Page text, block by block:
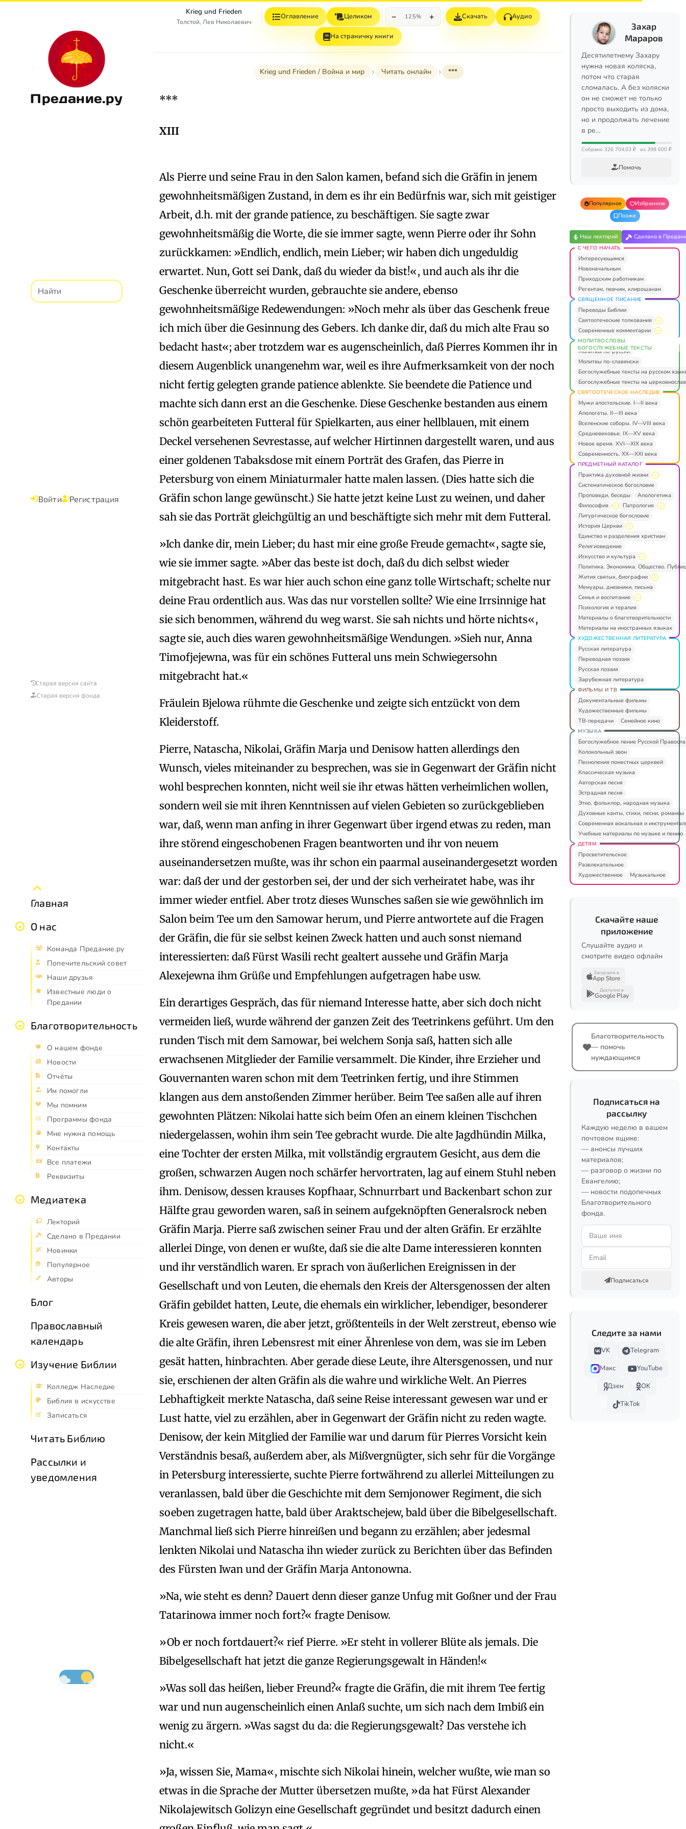
Предание.ру
Войти Регистрация
Старая версия сайта
Старая версия фонда
Главная
О нас
Команда Предание.ру
Попечительский совет
Наши друзья
Известные люди о
Предании
Благотворительность
О нашем фонде
Новости
Отчёты
Им помогли
Мы помним
Программы фонда
Мне нужна помощь
Контакты
Все платежи
Реквизиты
Медиатека
Лекторий
Сделано в Предании
Новинки
Популярное
Авторы
Блог
Православный
календарь
Изучение Библии
Колледж Наследие
Библия в искусстве
Записаться
Читать Библию
Рассылки и
уведомления
Krieg und Frieden
Толстой, Лев Николаевич
Оглавление Целиком − 125% + Скачать Аудио
На страничку книги
Krieg und Frieden / Война и мир Читать онлайн ***
***
XIII
Als Pierre und seine Frau in den Salon kamen, befand sich die Gräfin in jenem
gewohnheitsmäßigen Zustand, in dem es ihr ein Bedürfnis war, sich mit geistiger
Arbeit, d.h. mit der grande patience, zu beschäftigen. Sie sagte zwar
gewohnheitsmäßig die Worte, die sie immer sagte, wenn Pierre oder ihr Sohn
zurückkamen: »Endlich, endlich, mein Lieber; wir haben dich ungeduldig
erwartet. Nun, Gott sei Dank, daß du wieder da bist!«, und auch als ihr die
Geschenke überreicht wurden, gebrauchte sie andere, ebenso
gewohnheitsmäßige Redewendungen: »Noch mehr als über das Geschenk freue
ich mich über die Gesinnung des Gebers. Ich danke dir, daß du mich alte Frau so
bedacht hast«; aber trotzdem war es augenscheinlich, daß Pierres Kommen ihr in
diesem Augenblick unangenehm war, weil es ihre Aufmerksamkeit von der noch
nicht fertig gelegten grande patience ablenkte. Sie beendete die Patience und
machte sich dann erst an die Geschenke. Diese Geschenke bestanden aus einem
schön gearbeiteten Futteral für Spielkarten, aus einer hellblauen, mit einem
Deckel versehenen Sevrestasse, auf welcher Hirtinnen dargestellt waren, und aus
einer goldenen Tabaksdose mit einem Porträt des Grafen, das Pierre in
Petersburg von einem Miniaturmaler hatte malen lassen. (Dies hatte sich die
Gräfin schon lange gewünscht.) Sie hatte jetzt keine Lust zu weinen, und daher
sah sie das Porträt gleichgültig an und beschäftigte sich mehr mit dem Futteral.
»Ich danke dir, mein Lieber; du hast mir eine große Freude gemacht«, sagte sie,
wie sie immer sagte. »Aber das beste ist doch, daß du dich selbst wieder
mitgebracht hast. Es war hier auch schon eine ganz tolle Wirtschaft; schelte nur
deine Frau ordentlich aus. Was das nur vorstellen sollte? Wie eine Irrsinnige hat
sie sich benommen, während du weg warst. Sie sah nichts und hörte nichts«,
sagte sie, auch dies waren gewohnheitsmäßige Wendungen. »Sieh nur, Anna
Timofjejewna, was für ein schönes Futteral uns mein Schwiegersohn
mitgebracht hat.«
Fräulein Bjelowa rühmte die Geschenke und zeigte sich entzückt von dem
Kleiderstoff.
Pierre, Natascha, Nikolai, Gräfin Marja und Denisow hatten allerdings den
Wunsch, vieles miteinander zu besprechen, was sie in Gegenwart der Gräfin nicht
wohl besprechen konnten, nicht weil sie ihr etwas hätten verheimlichen wollen,
sondern weil sie mit ihren Kenntnissen auf vielen Gebieten so zurückgeblieben
war, daß, wenn man anfing in ihrer Gegenwart über irgend etwas zu reden, man
ihre störend eingeschobenen Fragen beantworten und ihr von neuem
auseinandersetzen mußte, was ihr schon ein paarmal auseinandergesetzt worden
war: daß der und der gestorben sei, der und der sich verheiratet habe, was ihr
immer wieder entfiel. Aber trotz dieses Wunsches saßen sie wie gewöhnlich im
Salon beim Tee um den Samowar herum, und Pierre antwortete auf die Fragen
der Gräfin, die für sie selbst keinen Zweck hatten und auch sonst niemand
interessierten: daß Fürst Wasili recht gealtert aussehe und Gräfin Marja
Alexejewna ihm Grüße und Empfehlungen aufgetragen habe usw.
Ein derartiges Gespräch, das für niemand Interesse hatte, aber sich doch nicht
vermeiden ließ, wurde während der ganzen Zeit des Teetrinkens geführt. Um den
runden Tisch mit dem Samowar, bei welchem Sonja saß, hatten sich alle
erwachsenen Mitglieder der Familie versammelt. Die Kinder, ihre Erzieher und
Gouvernanten waren schon mit dem Teetrinken fertig, und ihre Stimmen
klangen aus dem anstoßenden Zimmer herüber. Beim Tee saßen alle auf ihren
gewohnten Plätzen: Nikolai hatte sich beim Ofen an einem kleinen Tischchen
niedergelassen, wohin ihm sein Tee gebracht wurde. Die alte Jagdhündin Milka,
eine Tochter der ersten Milka, mit vollständig ergrautem Gesicht, aus dem die
großen, schwarzen Augen noch schärfer hervortraten, lag auf einem Stuhl neben
ihm. Denisow, dessen krauses Kopfhaar, Schnurrbart und Backenbart schon zur
Hälfte grau geworden waren, saß in seinem aufgeknöpften Generalsrock neben
Gräfin Marja. Pierre saß zwischen seiner Frau und der alten Gräfin. Er erzählte
allerlei Dinge, von denen er wußte, daß sie die alte Dame interessieren konnten
und ihr verständlich waren. Er sprach von äußerlichen Ereignissen in der
Gesellschaft und von Leuten, die ehemals den Kreis der Altersgenossen der alten
Gräfin gebildet hatten, Leute, die ehemals ein wirklicher, lebendiger, besonderer
Kreis gewesen waren, die aber jetzt, größtenteils in der Welt zerstreut, ebenso wie
die alte Gräfin, ihren Lebensrest mit einer Ährenlese von dem, was sie im Leben
gesät hatten, hinbrachten. Aber gerade diese Leute, ihre Altersgenossen, und nur
sie, erschienen der alten Gräfin als die wahre und wirkliche Welt. An Pierres
Lebhaftigkeit merkte Natascha, daß seine Reise interessant gewesen war und er
Lust hatte, viel zu erzählen, aber in Gegenwart der Gräfin nicht zu reden wagte.
Denisow, der kein Mitglied der Familie war und darum für Pierres Vorsicht kein
Verständnis besaß, außerdem aber, als Mißvergnügter, sich sehr für die Vorgänge
in Petersburg interessierte, suchte Pierre fortwährend zu allerlei Mitteilungen zu
veranlassen, bald über die Geschichte mit dem Semjonower Regiment, die sich
soeben zugetragen hatte, bald über Araktschejew, bald über die Bibelgesellschaft.
Manchmal ließ sich Pierre hinreißen und begann zu erzählen; aber jedesmal
lenkten Nikolai und Natascha ihn wieder zurück zu Berichten über das Befinden
des Fürsten Iwan und der Gräfin Marja Antonowna.
»Na, wie steht es denn? Dauert denn dieser ganze Unfug mit Goßner und der Frau
Tatarinowa immer noch fort?« fragte Denisow.
»Ob er noch fortdauert?« rief Pierre. »Er steht in vollerer Blüte als jemals. Die
Bibelgesellschaft hat jetzt die ganze Regierungsgewalt in Händen!«
»Was soll das heißen, lieber Freund?« fragte die Gräfin, die mit ihrem Tee fertig
war und nun augenscheinlich einen Anlaß suchte, um sich nach dem Imbiß ein
wenig zu ärgern. »Was sagst du da: die Regierungsgewalt? Das verstehe ich
nicht.«
»Ja, wissen Sie, Mama«, mischte sich Nikolai hinein, welcher wußte, wie man so
etwas in die Sprache der Mutter übersetzen mußte, »da hat Fürst Alexander
Nikolajewitsch Golizyn eine Gesellschaft gegründet und besitzt dadurch einen
Захар
Мараров
Десятилетнему Захару
нужна новая коляска,
потом что старая
сломалась. А без коляски
он не сможет не только
просто выходить из дома,
но и продолжать лечение
в ре…
Собрано 326 704,03 ₽ из 398 600 ₽
Помочь
Популярное
Избранное
Позже
Наш лекторий Сделано в
С ЧЕГО НАЧАТЬ
Интересующимся
Новоначальным
Приходским работникам
Регентам, певчим, клирошанам
СВЯЩЕННОЕ ПИСАНИЕ
Переводы Библии
Святоотеческие толкования
Современные комментарии
МОЛИТВОСЛОВЫ.
БОГОСЛУЖЕБНЫЕ ТЕКСТЫ
Молитвы по-русски
Молитвы по-славянски
Богослужебные тексты на русском
Богослужебные тексты на
СВЯТООТЕЧЕСКОЕ НАСЛЕДИЕ
Мужи апостольские. I—II века
Апологеты. II—III века
Вселенские соборы. IV—VIII века
Средневековье. IX—XV века
Новое время. XVI—XIX века
Современность. XX—XXI века
ПРЕДМЕТНЫЙ КАТАЛОГ
Практика духовной жизни
Систематическое богословие
Проповеди, беседы
Апологетика
Философия
Патрология
Литургическое богословие
История Церкви
Единство и разделения христиан
Религиоведение
Искусство и культура
Политика. Экономика. Общество.
Жития святых, биографии
Мемуары, дневники, письма
Семья и воспитание
Психология и терапия
Материалы о благотворительности
Материалы на иностранных языках
ХУДОЖЕСТВЕННАЯ ЛИТЕРАТУРА
Русская литература
Переводная поэзия
Русская поэзия
Зарубежная литература
ФИЛЬМЫ И ТВ
Документальные фильмы
Художественные фильмы
ТВ-передачи
Семейное кино
МУЗЫКА
Богослужебное пение Русской
Колокольный звон
Песнопения поместных церквей
Классическая музыка
Авторская песня
Эстрадная песня
Этно, фольклор, народная музыка
Духовные канты, стихи, песни, романсы
Современная вокальная и
Учебные материалы по музыке и пению
ДЕТЯМ
Просветительское
Развлекательное
Художественное
Музыкальное
Скачайте наше
приложение
Слушайте аудио и
смотрите видео офлайн
Загрузите в
App Store
Доступно в
Google Play
Благотворительность
— помочь
нуждающимся
Подписаться на
рассылку
Каждую неделю в вашем
почтовом ящике:
— анонсы лучших
материалов;
— разговор о жизни по
Евангелию;
— новости подопечных
Благотворительного
фонда.
Подписаться
Следите за нами
VK
Telegram
Макс
YouTube
Дзен
OK
TikTok